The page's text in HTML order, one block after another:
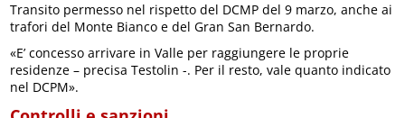
Transito permesso nel rispetto del DCMP del 9 marzo, anche ai
trafori del Monte Bianco e del Gran San Bernardo.
«E’ concesso arrivare in Valle per raggiungere le proprie
residenze – precisa Testolin -. Per il resto, vale quanto indicato
nel DCPM».